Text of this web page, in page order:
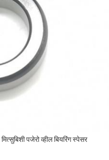
मित्सुबिशी पजेरो व्हील बियरिंग स्पेसर